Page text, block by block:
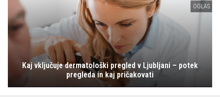
OGLAS
Kaj vključuje dermatološki pregled v Ljubljani – potek
pregleda in kaj pričakovati